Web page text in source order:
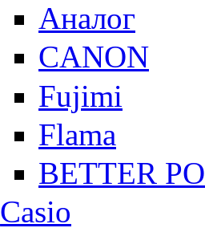
Аналог
CANON
Fujimi
Flama
BETTER
Casio